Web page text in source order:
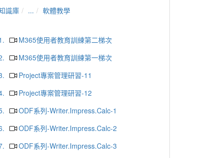
識庫 ... 軟體教學
M365使用者教育訓練第二梯次
M365使用者教育訓練第一梯次
Project專案管理研習-11
Project專案管理研習-12
ODF系列-Writer.Impress.Calc-1
ODF系列-Writer.Impress.Calc-2
ODF系列-Writer.Impress.Calc-3